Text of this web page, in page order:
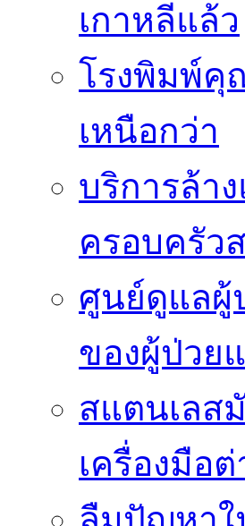
เกาหลีแล้ว
โรงพิมพ์คุ
เหนือกว่า
บริการล้า
ครอบครัว
ศูนย์ดูแลผู้
ของผู้ป่วย
สแตนเลส
เครื่องมือต่